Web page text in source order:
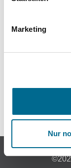
Marketing
Nur
Unfall &